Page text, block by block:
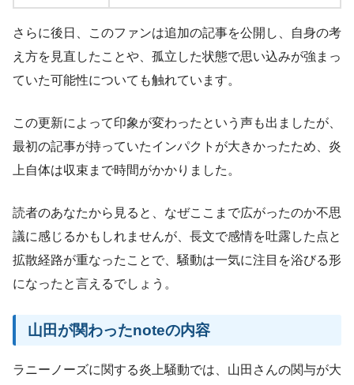
さらに後日、このファンは追加の記事を公開し、自身の考
え方を見直したことや、孤立した状態で思い込みが強まっ
ていた可能性についても触れています。
この更新によって印象が変わったという声も出ましたが、
最初の記事が持っていたインパクトが大きかったため、炎
上自体は収束まで時間がかかりました。
読者のあなたから見ると、なぜここまで広がったのか不思
議に感じるかもしれませんが、長文で感情を吐露した点と
拡散経路が重なったことで、騒動は一気に注目を浴びる形
になったと言えるでしょう。
山田が関わったnoteの内容
ラニーノーズに関する炎上騒動では、山田さんの関与が大